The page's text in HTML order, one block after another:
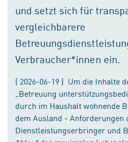
und setzt sich für
vergleichbarere
Verbraucher*innen ein.
( 2026-06-19 ) Um die Inhalte
„Betreuung
durch im Haushalt wohnende
dem Ausland - Anforderungen
Dienstleistungserbringer und